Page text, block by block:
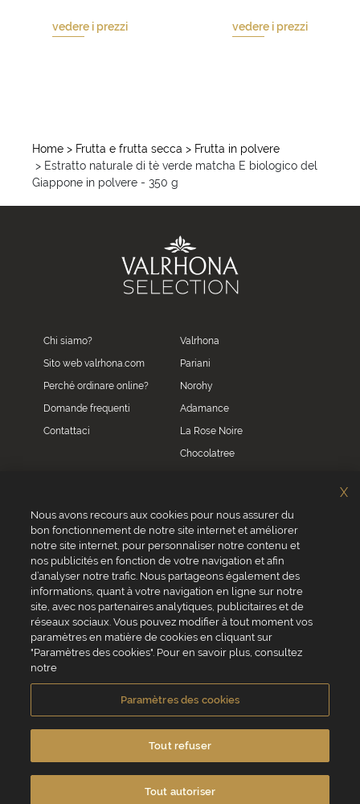
vedere i prezzi vedere i prezzi
Home > Frutta e frutta secca > Frutta in polvere
> Estratto naturale di tè verde matcha E biologico del
Giappone in polvere - 350 g
Chi siamo?
Sito web valrhona.com
Perché ordinare online?
Domande frequenti
Contattaci
Valrhona
Pariani
Norohy
Adamance
La Rose Noire
Chocolatree
Servizio clienti
0039 02 82 94 01 46
Da lunedì a venerdì dalle 8.30 alle 17.30
VALRHONA SAS - 12 Avenue PRESIDENT ROOSEVELT 26600 TAIN
Condizioni generali di vendita Informativa Cookies
Informativa sulla privacy Informazioni legali
Nous avons recours aux cookies pour nous assurer du
bon fonctionnement de notre site internet et améliorer
notre site internet, pour personnaliser notre contenu et
nos publicités en fonction de votre navigation et afin
d’analyser notre trafic. Nous partageons également des
informations, quant à votre navigation en ligne sur notre
site, avec nos partenaires analytiques, publicitaires et de
réseaux sociaux. Vous pouvez modifier à tout moment vos
paramètres en matière de cookies en cliquant sur
"Paramètres des cookies". Pour en savoir plus, consultez
notre
Paramètres des cookies
Tout refuser
Tout autoriser
X